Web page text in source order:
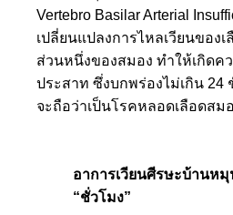
Vertebro Basilar Arterial
เปลี่ยนแปลงการไหลเวียนของ
ส่วนหนึ่งของสมอง ทำให้เกิดค
ประสาท ซึ่งบกพร่องไม่เกิน 24
จะถือว่าเป็นโรคหลอดเลือดสม
อาการเวียนศีรษะบ้านหมุ
“ชั่วโมง”